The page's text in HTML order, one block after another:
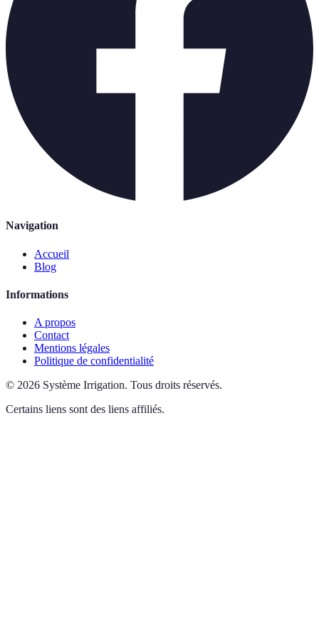
Navigation
Accueil
Blog
Informations
A propos
Contact
Mentions légales
Politique de confidentialité
© 2026 Système Irrigation. Tous droits réservés.
Certains liens sont des liens affiliés.